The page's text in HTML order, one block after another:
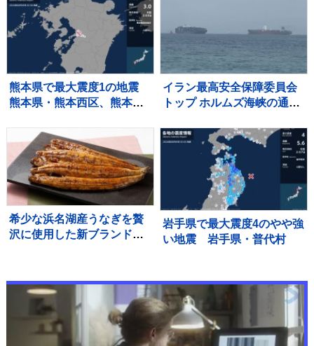
熊本県で最大震度1の地震
熊本県・熊本西区、熊本南
美里町、甲佐町
イラン最高安全保障委員会
トップ ホルムズ海峡の通航
リカに制裁や海上封鎖の解
除など要求
希少な浜名湖産うなぎを贅
沢に使用した新ブランド
岩手県で最大震度4のやや強
い地震 岩手県・普代村